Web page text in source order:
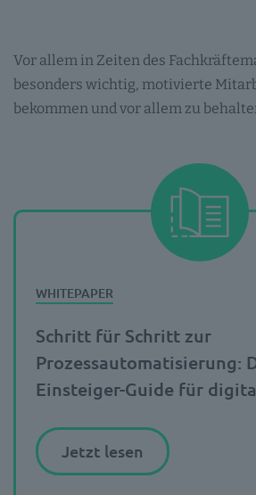
Vor allem in Zeiten des
besonders wichtig, motivierte
bekommen und vor allem zu
Schritt für Schritt zur
Prozessautomatisierung:
Einsteiger-Guide für
Jetzt lesen